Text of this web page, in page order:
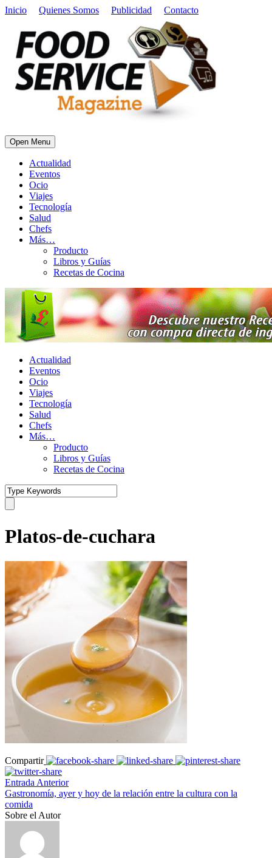
Inicio Quienes Somos Publicidad Contacto
Open Menu
Actualidad
Eventos
Ocio
Viajes
Tecnología
Salud
Chefs
Más…
Producto
Libros y Guías
Recetas de Cocina
Actualidad
Eventos
Ocio
Viajes
Tecnología
Salud
Chefs
Más…
Producto
Libros y Guías
Recetas de Cocina
Platos-de-cuchara
Compartir
Entrada Anterior
Gastronomía, ayer y hoy de la relación entre la cultura con la
comida
Sobre el Autor